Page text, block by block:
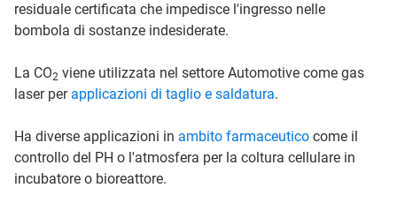
residuale certificata che impedisce l'ingresso nelle
bombola di sostanze indesiderate.
La CO2 viene utilizzata nel settore Automotive come gas
laser per applicazioni di taglio e saldatura.
Ha diverse applicazioni in ambito farmaceutico come il
controllo del PH o l'atmosfera per la coltura cellulare in
incubatore o bioreattore.